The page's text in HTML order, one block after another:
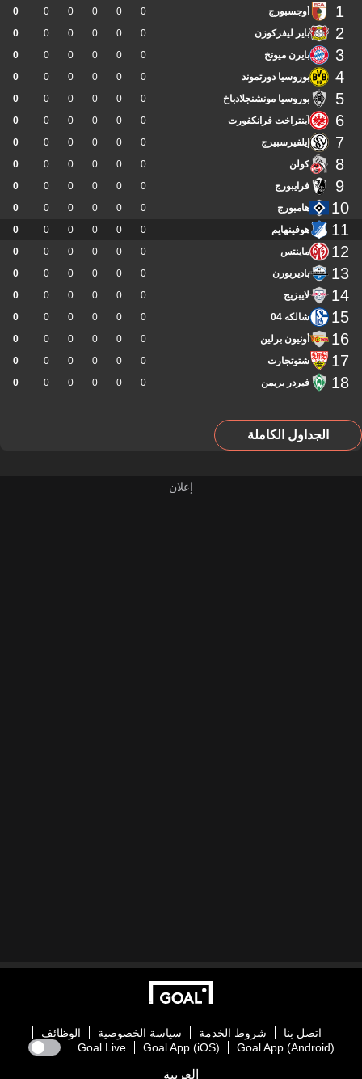
1 أوجسبورج 0
0
0
0
0
0
2 باير ليفركوزن 0
0
0
0
0
0
3 بايرن ميونخ 0
0
0
0
0
0
4 بوروسيا دورتموند 0
0
0
0
0
0
5 بوروسيا مونشنجلادباخ 0
0
0
0
0
0
6 آينتراخت فرانكفورت 0
0
0
0
0
0
7 إيلفيرسبيرج 0
0
0
0
0
0
8 كولن 0
0
0
0
0
0
9 فرايبورج 0
0
0
0
0
0
10 هامبورج 0
0
0
0
0
0
11 هوفينهايم 0
0
0
0
0
0
12 ماينتس 0
0
0
0
0
0
13 باديربورن 0
0
0
0
0
0
14 لايبزيج 0
0
0
0
0
0
15 شالكه 04 0
0
0
0
0
0
16 أونيون برلين 0
0
0
0
0
0
17 شتوتجارت 0
0
0
0
0
0
18 فيردر بريمن 0
0
0
0
0
0
الجداول الكاملة
اتصل بنا شروط الخدمة سياسة الخصوصية
الوظائف
Goal App (Android)
Goal App (iOS)
Goal Live
العربية